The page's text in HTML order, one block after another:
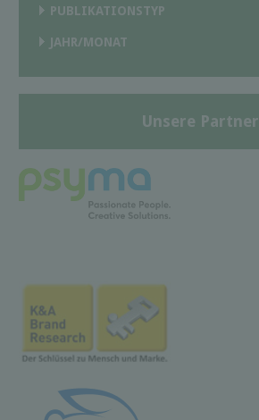
PUBLIKATIONSTYP
JAHR/MONAT
Unsere Partner